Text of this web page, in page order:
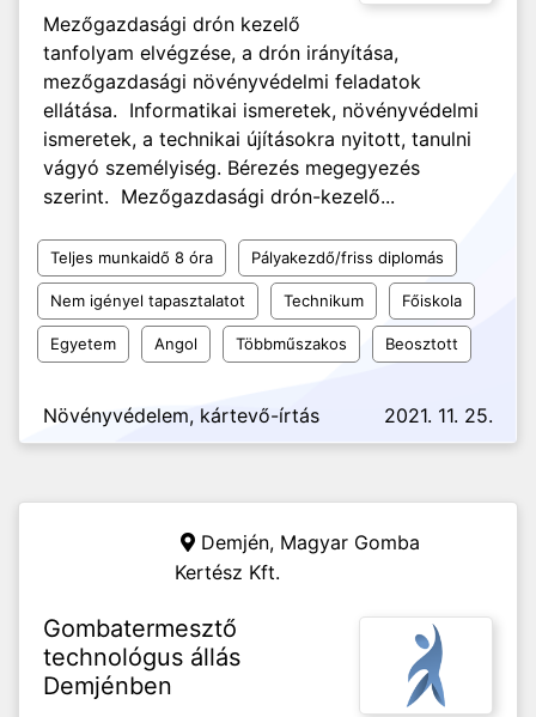
Mezőgazdasági drón kezelő
tanfolyam elvégzése, a drón irányítása,
mezőgazdasági növényvédelmi feladatok
ellátása. Informatikai ismeretek, növényvédelmi
ismeretek, a technikai újításokra nyitott, tanulni
vágyó személyiség. Bérezés megegyezés
szerint. Mezőgazdasági drón-kezelő...
Teljes munkaidő 8 óra Pályakezdő/friss diplomás
Nem igényel tapasztalatot Technikum Főiskola
Egyetem Angol Többműszakos Beosztott
Növényvédelem, kártevő-írtás 2021. 11. 25.
Demjén, Magyar Gomba
Kertész Kft.
Gombatermesztő
technológus állás
Demjénben